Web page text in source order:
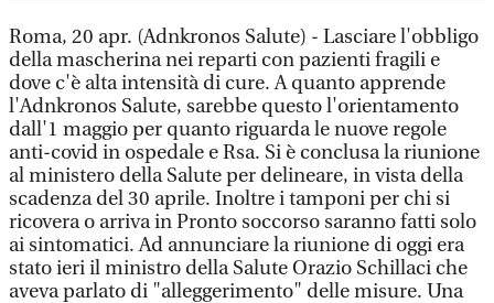
Roma, 20 apr. (Adnkronos Salute) - Lasciare l'obbligo
della mascherina nei reparti con pazienti fragili e
dove c'è alta intensità di cure. A quanto apprende
l'Adnkronos Salute, sarebbe questo l'orientamento
dall'1 maggio per quanto riguarda le nuove regole
anti-covid in ospedale e Rsa. Si è conclusa la riunione
al ministero della Salute per delineare, in vista della
scadenza del 30 aprile. Inoltre i tamponi per chi si
ricovera o arriva in Pronto soccorso saranno fatti solo
ai sintomatici. Ad annunciare la riunione di oggi era
stato ieri il ministro della Salute Orazio Schillaci che
aveva parlato di "alleggerimento" delle misure. Una